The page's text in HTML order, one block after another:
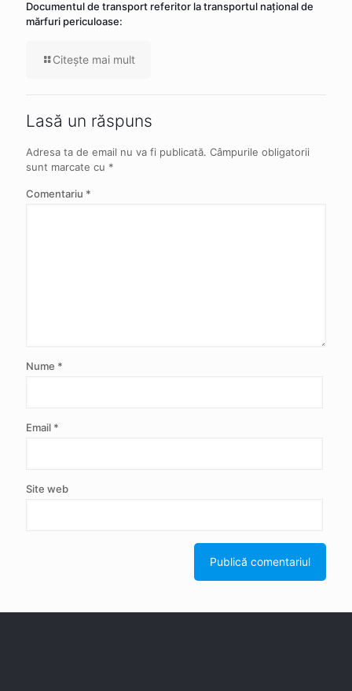
Documentul de transport referitor la transportul naţional de
mărfuri periculoase:
Citeşte mai mult
Lasă un răspuns
Adresa ta de email nu va fi publicată. Câmpurile obligatorii
sunt marcate cu *
Comentariu *
Nume *
Email *
Site web